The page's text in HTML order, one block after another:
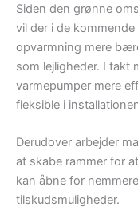
Siden den grønne
vil der i de
opvarmning mere
som lejligheder. I takt
varmepumper mere
fleksible i
Derudover arbejder
at skabe rammer for
kan åbne for
tilskudsmuligheder.